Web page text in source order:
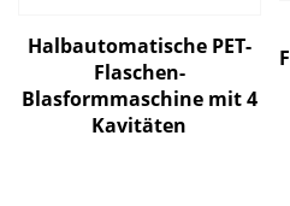
Halbautomatische PET-
Flaschen-
Blasformmaschine mit 4
Kavitäten